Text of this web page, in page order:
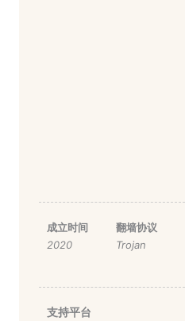
成立时间
2020
翻墙协议
Trojan
支持平台